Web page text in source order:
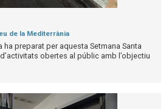
de la Mediterrània
ha preparat per aquesta Setmana Santa
obertes al públic amb l’objectiu